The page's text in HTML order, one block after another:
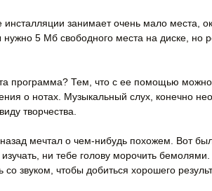
занимает очень мало места,
5 Мб свободного места на диске, но
программа? Тем, что с ее помощью можно
о нотах. Музыкальный слух, конечно
творчества.
мечтал о чем-нибудь похожем. Вот
изучать, ни тебе голову морочить
со звуком, чтобы добиться хорошего